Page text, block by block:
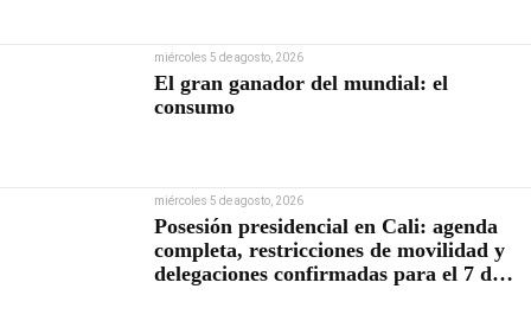
miércoles 5 de agosto, 2026
El gran ganador del mundial: el
consumo
miércoles 5 de agosto, 2026
Posesión presidencial en Cali: agenda
completa, restricciones de movilidad y
delegaciones confirmadas para el 7 de